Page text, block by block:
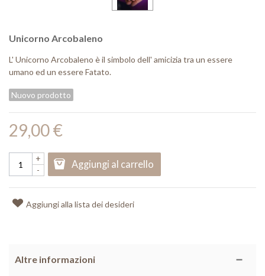
Unicorno Arcobaleno
L' Unicorno Arcobaleno è il simbolo dell' amicizia tra un essere
umano ed un essere Fatato.
Nuovo prodotto
29,00 €
-
+
Aggiungi al carrello
Aggiungi alla lista dei desideri
Altre informazioni